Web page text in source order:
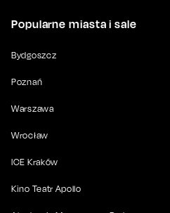
Popularne miasta i sale
Bydgoszcz
Poznań
Warszawa
Wrocław
ICE Kraków
Kino Teatr Apollo